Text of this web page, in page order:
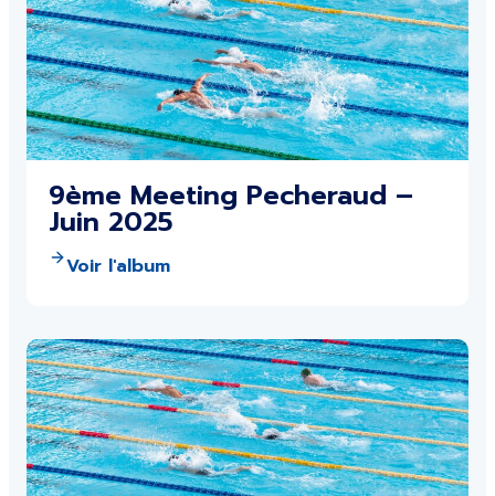
9ème Meeting Pecheraud –
Juin 2025
Voir l'album